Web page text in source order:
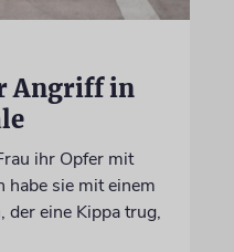
Angriff in
ihr Opfer mit
habe sie mit einem
der eine Kippa trug,